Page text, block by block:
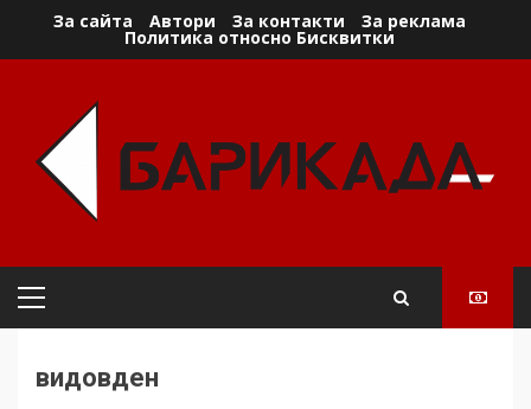
За сайта Автори За контакти За реклама
Политика относно Бисквитки
Primary
видовден